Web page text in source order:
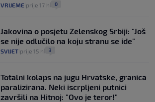
VRIJEME prije 17 h 0
Jakovina o posjetu Zelenskog Srbiji: "Još
se nije odlučilo na koju stranu se ide"
SVIJET prije 15 h 3
Totalni kolaps na jugu Hrvatske, granica
paralizirana. Neki iscrpljeni putnici
završili na Hitnoj: "Ovo je teror!"